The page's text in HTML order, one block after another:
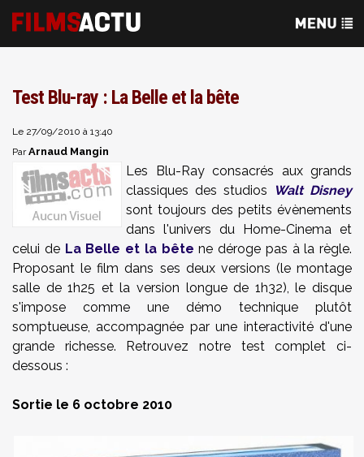
Test Blu-ray : La Belle et la bête
Le 27/09/2010 à 13:40
ParArnaud Mangin
Les Blu-Ray consacrés aux grands
classiques des studios
Walt Disney
sont toujours des petits évènements
dans l'univers du Home-Cinema et
celui de La Belle et la bête ne déroge pas à la règle.
Proposant le film dans ses deux versions (le montage
salle de 1h25 et la version longue de 1h32), le disque
s'impose comme une démo technique plutôt
somptueuse, accompagnée par une interactivité d'une
grande richesse. Retrouvez notre test complet ci-
dessous :
Sortie le 6 octobre 2010